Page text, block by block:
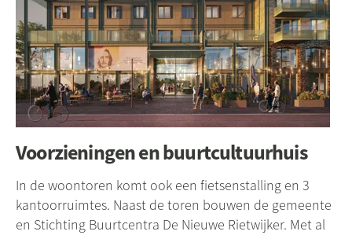
Voorzieningen en buurtcultuurhuis
In de woontoren komt ook een fietsenstalling en 3
kantoorruimtes. Naast de toren bouwen de gemeente
en Stichting Buurtcentra De Nieuwe Rietwijker. Met al